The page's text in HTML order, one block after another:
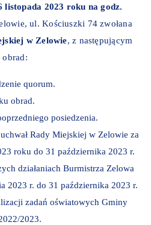
listopada 2023 roku na godz.
ul. Kościuszki 74 zwołana
w Zelowie, z następującym
quorum.
obrad.
posiedzenia.
Rady Miejskiej w Zelowie za
roku do 31 października 2023 r.
działaniach Burmistrza Zelowa
2023 r. do 31 października 2023 r.
zadań oświatowych Gminy
2023.